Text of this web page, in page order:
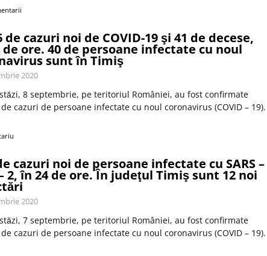
de cazuri noi de COVID-19 şi 41 de decese,
de ore. 40 de persoane infectate cu noul
sunt în Timiş
2020
8 septembrie, pe teritoriul României, au fost confirmate
cazuri de persoane infectate cu noul coronavirus (COVID – 19).
cazuri noi de persoane infectate cu SARS –
2, în 24 de ore. În judeţul Timiş sunt 12 noi
2020
7 septembrie, pe teritoriul României, au fost confirmate
cazuri de persoane infectate cu noul coronavirus (COVID – 19).